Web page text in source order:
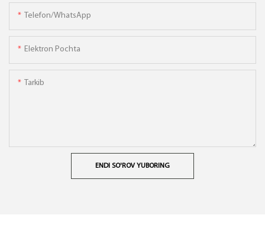
Telefon/WhatsApp
Elektron Pochta
Tarkib
ENDI SO'ROV YUBORING